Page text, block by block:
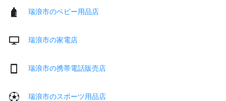
瑞浪市のベビー用品店
瑞浪市の家電店
瑞浪市の携帯電話販売店
瑞浪市のスポーツ用品店